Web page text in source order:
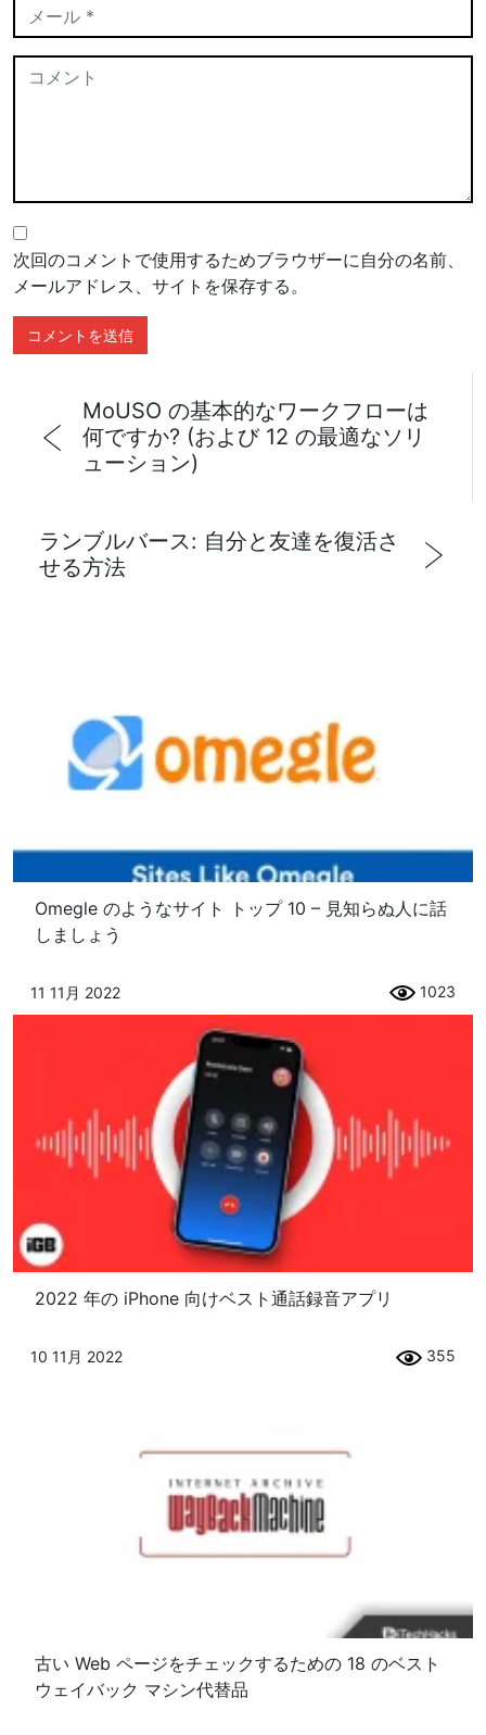
次回のコメントで使用するためブラウザーに自分の名前、
メールアドレス、サイトを保存する。
MoUSO の基本的なワークフローは
何ですか? (および 12 の最適なソリ
ューション)
ランブルバース: 自分と友達を復活さ
せる方法
Omegle のようなサイト トップ 10 – 見知らぬ人に話
しましょう
11 11月 2022 1023
2022 年の iPhone 向けベスト通話録音アプリ
10 11月 2022 355
古い W​​eb ページをチェックするための 18 のベスト
ウェイバック マシン代替品